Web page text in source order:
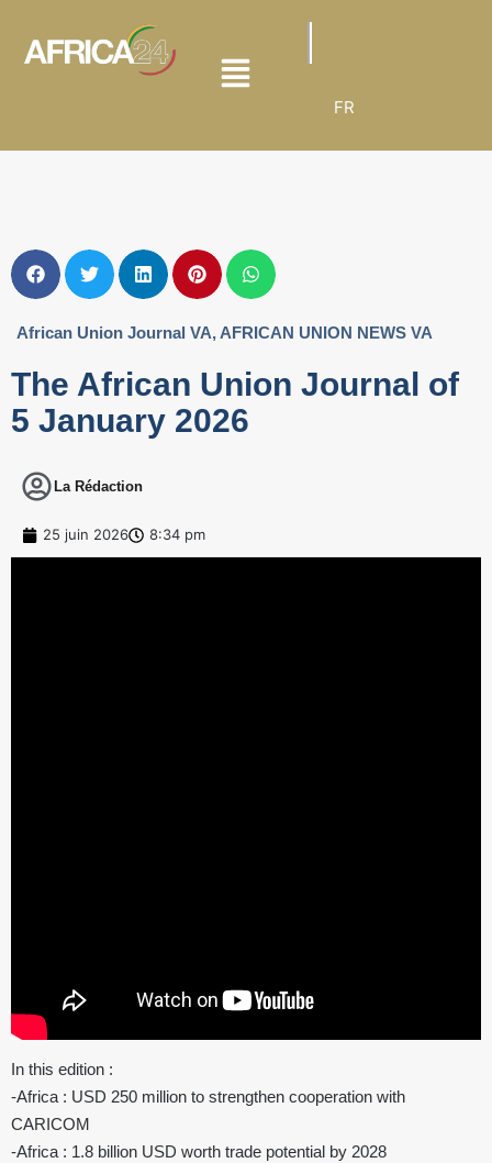
FR
African Union Journal VA, AFRICAN UNION NEWS VA
The African Union Journal of
5 January 2026
La Rédaction
25 juin 2026 8:34 pm
In this edition :
-Africa : USD 250 million to strengthen cooperation with
CARICOM
-Africa : 1.8 billion USD worth trade potential by 2028